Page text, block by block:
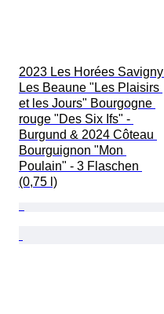
2023 Les Horées Savigny
Les Beaune "Les Plaisirs
et les Jours" Bourgogne
rouge "Des Six Ifs" -
Burgund & 2024 Côteau
Bourguignon "Mon
Poulain" - 3 Flaschen
(0,75 l)